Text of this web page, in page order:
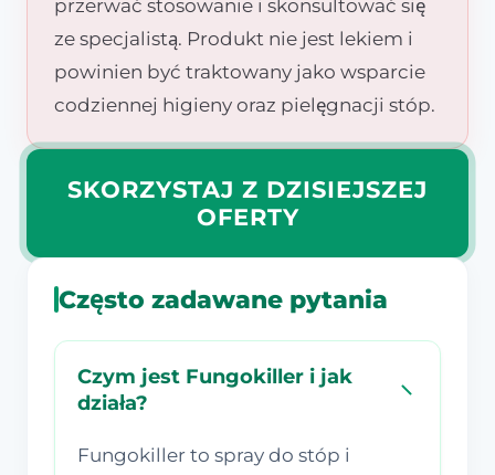
przerwać stosowanie i skonsultować się
ze specjalistą. Produkt nie jest lekiem i
powinien być traktowany jako wsparcie
codziennej higieny oraz pielęgnacji stóp.
SKORZYSTAJ Z DZISIEJSZEJ
OFERTY
Często zadawane pytania
Czym jest Fungokiller i jak
działa?
Fungokiller to spray do stóp i